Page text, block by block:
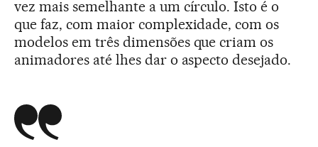
vez mais semelhante a um círculo. Isto é o
que faz, com maior complexidade, com os
modelos em três dimensões que criam os
animadores até lhes dar o aspecto desejado.